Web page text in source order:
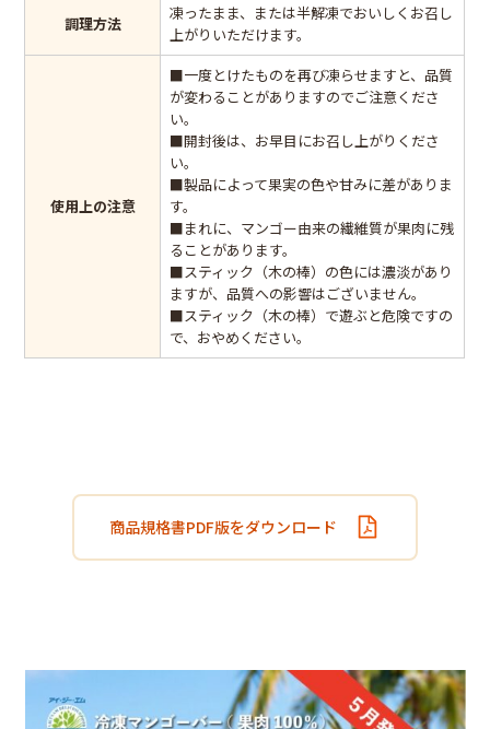
調理方法
凍ったまま、または半解凍でおいしくお召し
上がりいただけます。
使用上の注意
■一度とけたものを再び凍らせますと、品質
が変わることがありますのでご注意くださ
い。
■開封後は、お早目にお召し上がりくださ
い。
■製品によって果実の色や甘みに差がありま
す。
■まれに、マンゴー由来の繊維質が果肉に残
ることがあります。
■スティック（木の棒）の色には濃淡があり
ますが、品質への影響はございません。
■スティック（木の棒）で遊ぶと危険ですの
で、おやめください。
商品規格書PDF版をダウンロード